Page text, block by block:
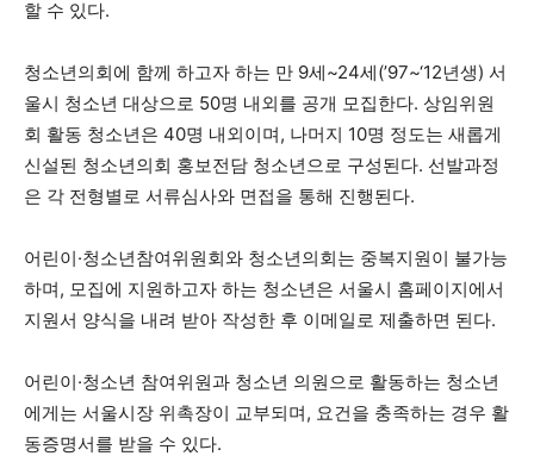
할 수 있다.
청소년의회에 함께 하고자 하는 만 9세~24세(’97~‘12년생) 서
울시 청소년 대상으로 50명 내외를 공개 모집한다. 상임위원
회 활동 청소년은 40명 내외이며, 나머지 10명 정도는 새롭게
신설된 청소년의회 홍보전담 청소년으로 구성된다. 선발과정
은 각 전형별로 서류심사와 면접을 통해 진행된다.
어린이·청소년참여위원회와 청소년의회는 중복지원이 불가능
하며, 모집에 지원하고자 하는 청소년은 서울시 홈페이지에서
지원서 양식을 내려 받아 작성한 후 이메일로 제출하면 된다.
어린이·청소년 참여위원과 청소년 의원으로 활동하는 청소년
에게는 서울시장 위촉장이 교부되며, 요건을 충족하는 경우 활
동증명서를 받을 수 있다.